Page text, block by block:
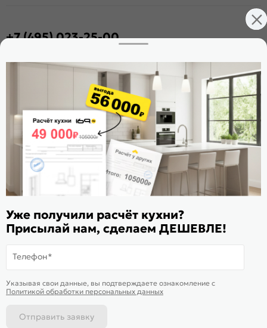
+7 (495) 023-25-00
Расскажите о нас
Поделиться
Оцените магазин
ИКС 1180
© 2015—2026 Интернет-магазин мебели Mebel169.ru
Пользовательское соглашение
Политика обработки персональных данных
Карта сайта
технологии
Уже получили расчёт кухни?
Присылай нам, сделаем ДЕШЕВЛЕ!
Телефон*
Указывая свои данные, вы подтверждаете ознакомление c
Политикой обработки персональных данных
Отправить заявку